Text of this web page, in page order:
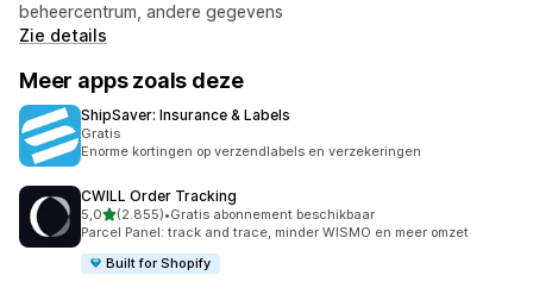
beheercentrum, andere gegevens
Zie details
Meer apps zoals deze
ShipSaver: Insurance & Labels
Gratis
Enorme kortingen op verzendlabels en verzekeringen
CWILL Order Tracking
5,0van 5 sterren
(2.855)
2855 recensies in totaal
•Gratis abonnement beschikbaar
Parcel Panel: track and trace, minder WISMO en meer omzet
Built for Shopify